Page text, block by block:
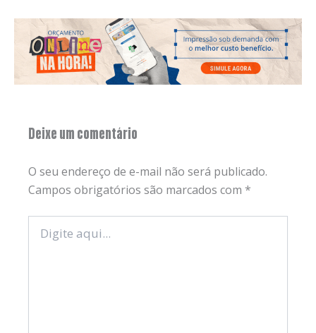
Deixe um comentário
O seu endereço de e-mail não será publicado.
Campos obrigatórios são marcados com *
aqui...